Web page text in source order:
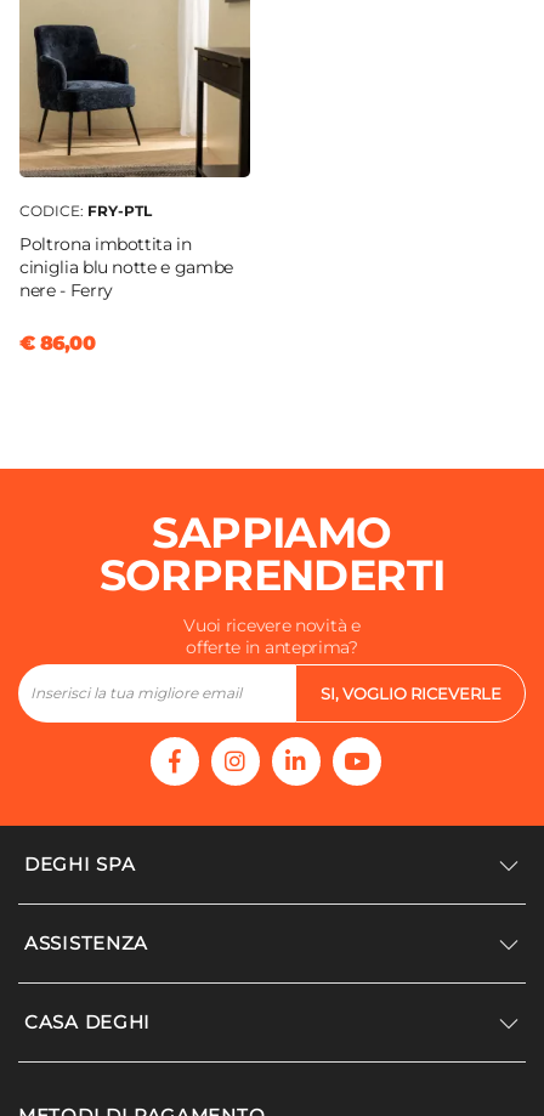
CODICE: FRY-PTL
Poltrona imbottita in
ciniglia blu notte e gambe
nere - Ferry
€ 86,00
SAPPIAMO
SORPRENDERTI
Vuoi ricevere novità e
offerte in anteprima?
SI, VOGLIO RICEVERLE
DEGHI SPA
Accedi/Registrati
ASSISTENZA
Supporto
CASA DEGHI